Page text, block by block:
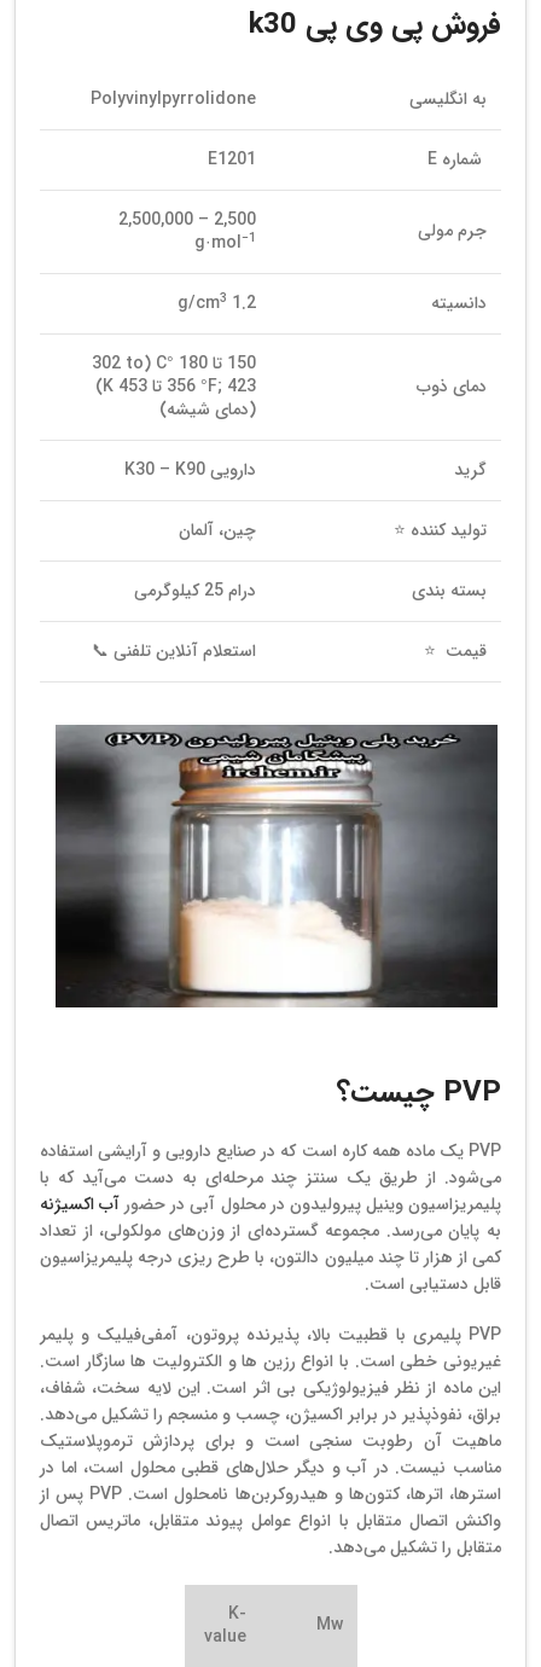
فروش پی وی پی k30
به انگلیسی Polyvinylpyrrolidone
شماره E E1201
جرم مولی
2,500 – 2,500,000
g·mol−1
دانسیته 1.2 g/cm
3
دمای ذوب
150 تا 180 °C (302 to
356 °F; 423 تا 453 K)
(دمای شیشه)
گرید دارویی K30 – K90
تولید کننده ⭐ چین، آلمان
بسته بندی درام 25 کیلوگرمی
قیمت ⭐ استعلام آنلاین تلفنی 📞
PVP چیست؟
PVP یک ماده همه کاره است که در صنایع دارویی و آرایشی استفاده
می‌شود. از طریق یک سنتز چند مرحله‌ای به دست می‌آید که با
پلیمریزاسیون وینیل پیرولیدون در محلول آبی در حضور آب اکسیژنه
به پایان می‌رسد. مجموعه گسترده‌ای از وزن‌های مولکولی، از تعداد
کمی از هزار تا چند میلیون دالتون، با طرح ریزی درجه پلیمریزاسیون
قابل دستیابی است.
PVP پلیمری با قطبیت بالا، پذیرنده پروتون، آمفی‌فیلیک و پلیمر
غیریونی خطی است. با انواع رزین ها و الکترولیت ها سازگار است.
این ماده از نظر فیزیولوژیکی بی اثر است. این لایه سخت، شفاف،
براق، نفوذپذیر در برابر اکسیژن، چسب و منسجم را تشکیل می‌دهد.
ماهیت آن رطوبت سنجی است و برای پردازش ترموپلاستیک
مناسب نیست. در آب و دیگر حلال‌های قطبی محلول است، اما در
استرها، اترها، کتون‌ها و هیدروکربن‌ها نامحلول است. PVP پس از
واکنش اتصال متقابل با انواع عوامل پیوند متقابل، ماتریس اتصال
متقابل را تشکیل می‌دهد.
Mw
K-
value